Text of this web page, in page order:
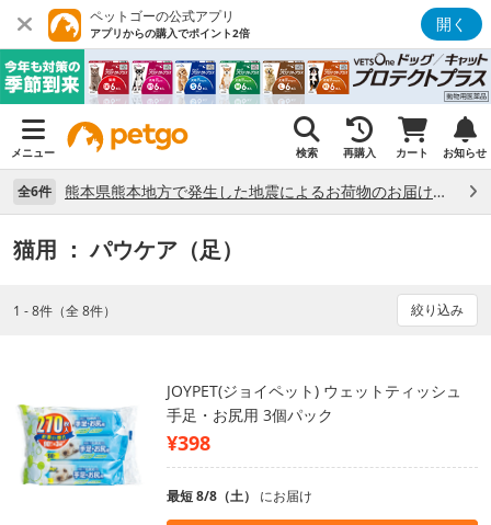
ペットゴーの公式アプリ
アプリからの購入でポイント2倍 開く
メニュー 検索 再購入 カート お知らせ
全6件 熊本県熊本地方で発生した地震によるお荷物のお届け状況について （7/28）
猫用 ： パウケア（足）
1 - 8件（全 8件） 絞り込み
JOYPET(ジョイペット) ウェットティッシュ
手足・お尻用 3個パック
¥398
最短 8/8（土） にお届け